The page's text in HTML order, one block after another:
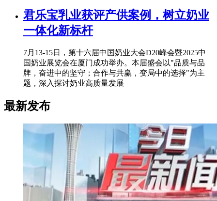
君乐宝乳业获评产供案例，树立奶业
一体化新标杆
7月13-15日，第十六届中国奶业大会D20峰会暨2025中
国奶业展览会在厦门成功举办。本届盛会以"品质与品
牌，奋进中的坚守；合作与共赢，变局中的选择"为主
题，深入探讨奶业高质量发展
最新发布